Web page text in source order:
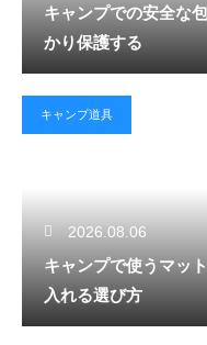
キャンプでの安全な
かり保護する
キャンプ道具
2026.08.06
キャンプで使うマッ
入れる選び方